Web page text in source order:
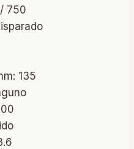
750
135